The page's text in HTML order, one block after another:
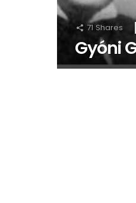
71 Shares
Gyóni